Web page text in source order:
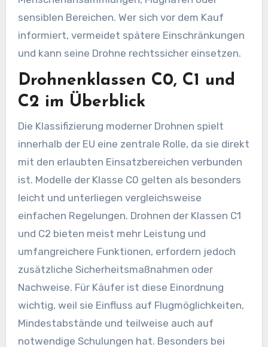
sensiblen Bereichen. Wer sich vor dem Kauf
informiert, vermeidet spätere Einschränkungen
und kann seine Drohne rechtssicher einsetzen.
Drohnenklassen C0, C1 und
C2 im Überblick
Die Klassifizierung moderner Drohnen spielt
innerhalb der EU eine zentrale Rolle, da sie direkt
mit den erlaubten Einsatzbereichen verbunden
ist. Modelle der Klasse C0 gelten als besonders
leicht und unterliegen vergleichsweise
einfachen Regelungen. Drohnen der Klassen C1
und C2 bieten meist mehr Leistung und
umfangreichere Funktionen, erfordern jedoch
zusätzliche Sicherheitsmaßnahmen oder
Nachweise. Für Käufer ist diese Einordnung
wichtig, weil sie Einfluss auf Flugmöglichkeiten,
Mindestabstände und teilweise auch auf
notwendige Schulungen hat. Besonders bei